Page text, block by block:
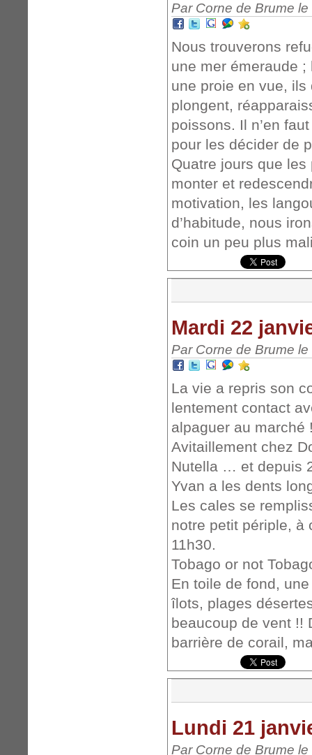
Par Corne de Brume
Nous trouverons
une mer émeraude ;
une proie en vue,
plongent,
poissons. Il n’en
pour les décider de
Quatre jours que
monter et
motivation, les
d’habitude, nous
coin un peu plus
Mardi 22
Par Corne de Brume
La vie a repris son
lentement contact
alpaguer au marché
Avitaillement chez
Nutella … et depuis
Yvan a les dents
Les cales se
notre petit périple, à
11h30.
Tobago or not
En toile de fond,
îlots, plages
beaucoup de vent !!
barrière de corail,
Lundi 21
Par Corne de Brume